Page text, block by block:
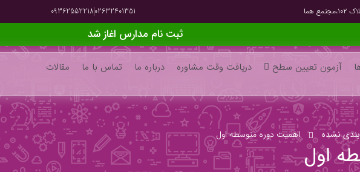
هما 02632401351
09362552218
ثبت نام مدارس اغاز شد
آزمون تعیین سطح دریافت وقت مشاوره درباره ما تماس با ما مقالات
نشده اهمیت دوره متوسطه اول
اول